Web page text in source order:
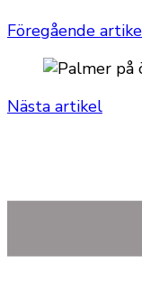
Föregående
Nästa artikel